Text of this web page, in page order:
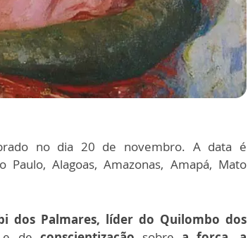
no dia 20 de novembro. A data é
Alagoas, Amazonas, Amapá, Mato
dos Palmares, líder do Quilombo dos